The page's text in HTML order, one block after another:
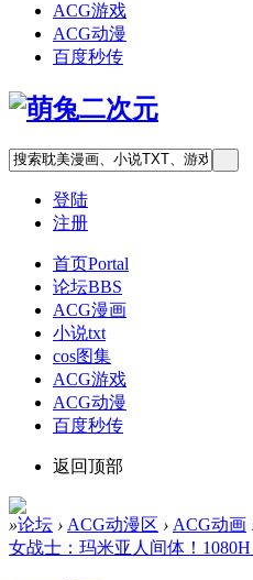
ACG游戏
ACG动漫
百度秒传
登陆
注册
首页Portal
论坛BBS
ACG漫画
小说txt
cos图集
ACG游戏
ACG动漫
百度秒传
返回顶部
»论坛 › ACG动漫区 › ACG动画
女战士：玛米亚人间体！1080H